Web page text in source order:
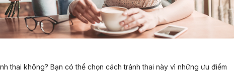
thai không? Bạn có thể chọn cách tránh thai này vì những ưu điểm